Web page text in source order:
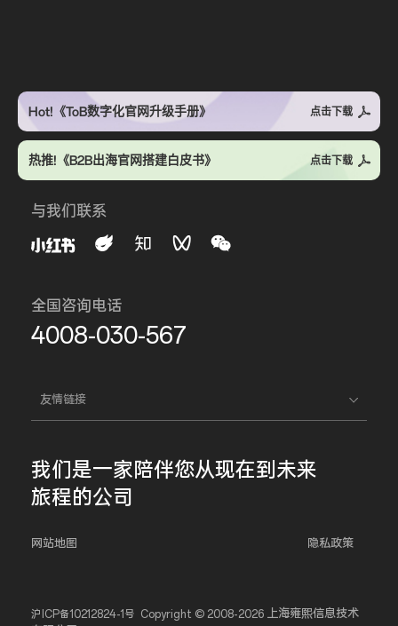
Hot!《ToB数字化官网升级手册》 点击下载
热推!《B2B出海官网搭建白皮书》 点击下载
与我们联系
全国咨询电话
4008-030-567
友情链接
我们是一家陪伴您从现在到未来
旅程的公司
网站地图 隐私政策
沪ICP备10212824-1号 Copyright © 2008-2026 上海雍熙信息技术